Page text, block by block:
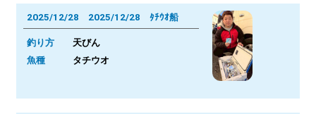
2025/12/28 2025/12/28 ﾀﾁｳｵ船
釣り方 天びん
魚種 タチウオ